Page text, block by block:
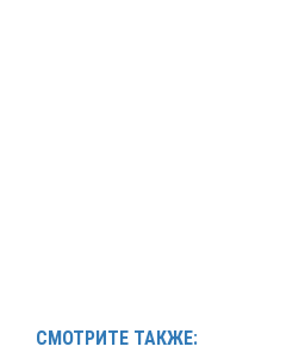
СМОТРИТЕ ТАКЖЕ: